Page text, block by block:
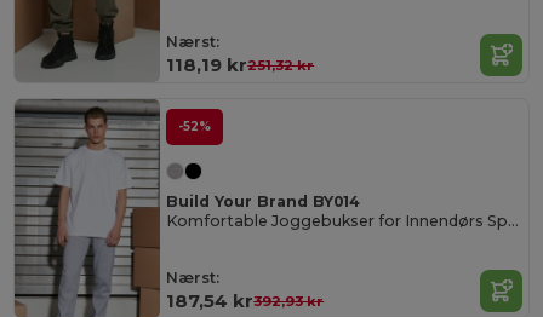
Nærst:
118,19 kr251,32 kr
-52%
Build Your Brand BY014
Komfortable Joggebukser for Innendørs Sport
Nærst:
187,54 kr392,93 kr